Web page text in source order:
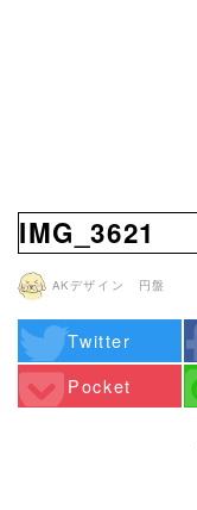
IMG_3621
AKデザイン 円盤
Twitter
Pocket